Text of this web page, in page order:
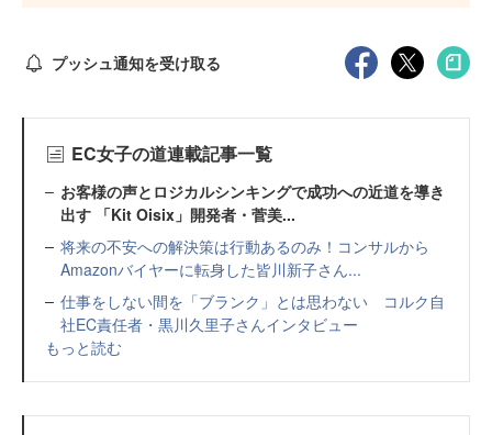
プッシュ通知を受け取る
EC女子の道連載記事一覧
お客様の声とロジカルシンキングで成功への近道を導き
出す 「Kit Oisix」開発者・菅美...
将来の不安への解決策は行動あるのみ！コンサルから
Amazonバイヤーに転身した皆川新子さん...
仕事をしない間を「ブランク」とは思わない コルク自
社EC責任者・黒川久里子さんインタビュー
もっと読む